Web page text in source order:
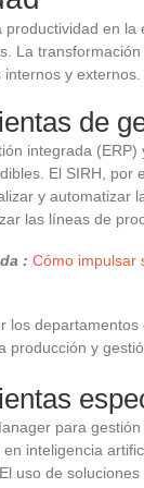
productividad en
La
y externos.
de
integrada
El SIRH, por
y automatizar
las líneas de
: Cómo impulsar
los
producción y
para
inteligencia
uso de